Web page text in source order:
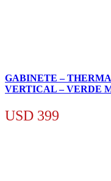
GABINETE –
VERTICAL – VERDE
USD 399